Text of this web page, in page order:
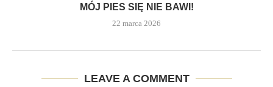
MÓJ PIES SIĘ NIE BAWI!
22 marca 2026
LEAVE A COMMENT